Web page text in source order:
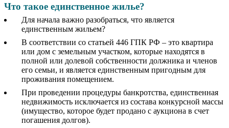
Что такое единственное жилье?
Для начала важно разобраться, что является
единственным жильем?
В соответствии со статьей 446 ГПК РФ – это квартира
или дом с земельным участком, которые находятся в
полной или долевой собственности должника и членов
его семьи, и является единственным пригодным для
проживания помещением.
При проведении процедуры банкротства, единственная
недвижимость исключается из состава конкурсной массы
(имущество, которое будет продано с аукциона в счет
погашения долгов).